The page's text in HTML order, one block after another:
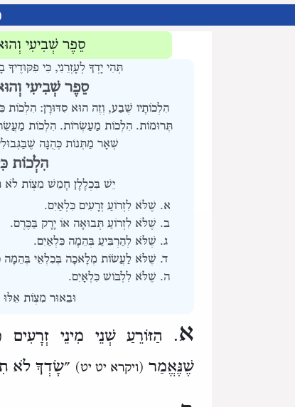
סֵפֶר שְׁבִיעִי
תְּהִי יָדְךָ לְעָזְרֵנִי, כִּי
סֵפֶר שְׁבִיעִי
הִלְכוֹתָיו שֶׁבַע, וְזֶה הוּא סִדּוּרָן: הִלְכוֹת
תְּרוּמוֹת. הִלְכוֹת מַעַשְׂרוֹת. הִלְכוֹת
שְׁאָר מַתְּנוֹת כְּהֻנָּה
הִלְכוֹת
יֵשׁ בִּכְלָלָן חָמֵשׁ מִצְוֹת לֹא
שֶׁלֹּא לִזְרוֹעַ זְרָעִים כִּלְאַיִם.
שֶׁלֹּא לִזְרוֹעַ תְּבוּאָה אוֹ יָרָק בַּכֶּרֶם.
שֶׁלֹּא לְהַרְבִּיעַ בְּהֵמָה כִּלְאַיִם.
שֶׁלֹּא לַעֲשׂוֹת מְלָאכָה בְּכִלְאֵי בְּהֵמָה
שֶׁלֹּא לִלְבּוֹשׁ כִּלְאָיִם.
וּבֵאוּר מִצְוֹת
א. הַזּוֹרֵעַ שְׁנֵי מִינֵי
שֶׁנֶּאֱמַר (ויקרא יט יט) ״שָׂדְךָ לֹא